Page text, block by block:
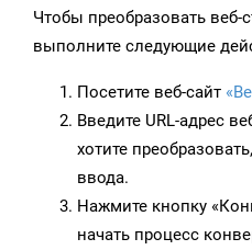
Чтобы преобразовать веб-
выполните следующие
Посетите веб-сайт
Введите URL-адрес
хотите
ввода.
Нажмите кнопку
начать процесс